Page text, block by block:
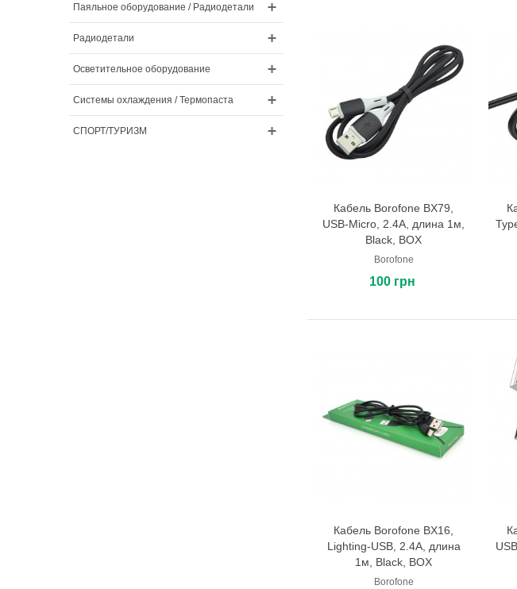
Паяльное оборудование / Радиодетали
Радиодетали
Осветительное оборудование
Системы охлаждения / Термопаста
СПОРТ/ТУРИЗМ
В корзину
Кабель Borofone BX79,
USB-Micro, 2.4A, длина 1м,
Black, BOX
Borofone
100 грн
В корзину
Кабель Borofone BX16,
Lighting-USB, 2.4A, длина
1м, Black, BOX
Borofone